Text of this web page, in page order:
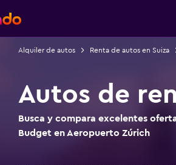
Alquiler de autos Renta de autos en Suiza
Autos de
Busca y compara excelentes
Budget en Aeropuerto Zúrich